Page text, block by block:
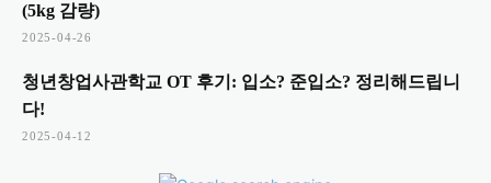
(5kg 감량)
2025-04-26
청년창업사관학교 OT 후기: 입소? 준입소? 정리해드립니
다!
2025-04-12